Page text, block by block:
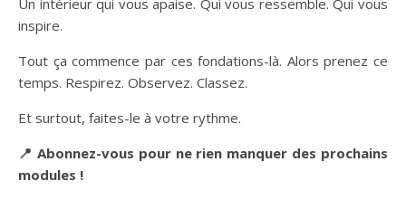
Un intérieur qui vous apaise. Qui vous ressemble. Qui vous
inspire.
Tout ça commence par ces fondations-là. Alors prenez ce
temps. Respirez. Observez. Classez.
Et surtout, faites-le à votre rythme.
📍 Abonnez-vous pour ne rien manquer des prochains
modules !